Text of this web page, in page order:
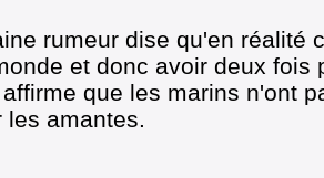
rumeur dise qu'en réalité
et donc avoir deux fois
que les marins n'ont
les amantes.